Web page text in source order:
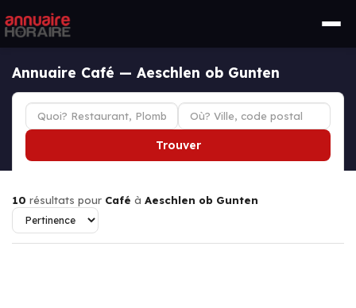
Annuaire Café — Aeschlen ob Gunten
Trouver
10 résultats pour Café à Aeschlen ob Gunten